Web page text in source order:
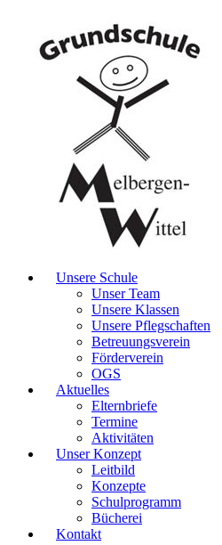
Unsere Schule
Unser Team
Unsere Klassen
Unsere Pflegschaften
Betreuungsverein
Förderverein
OGS
Aktuelles
Elternbriefe
Termine
Aktivitäten
Unser Konzept
Leitbild
Konzepte
Schulprogramm
Bücherei
Kontakt